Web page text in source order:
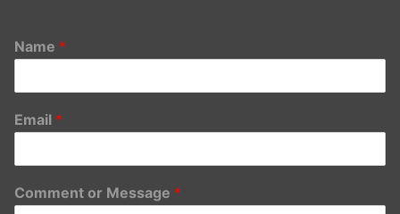
Name *
Email *
Comment or Message *